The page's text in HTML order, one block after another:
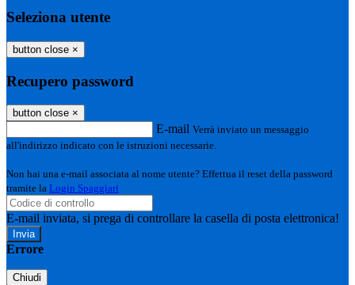
Seleziona utente
button close ×
Recupero password
button close ×
E-mail Verrà inviato un messaggio
all'indirizzo indicato con le istruzioni necessarie.
Non hai una e-mail associata al nome utente? Effettua il reset della password
tramite la Login Spaggiari
E-mail inviata, si prega di controllare la casella di posta elettronica!
Errore
Chiudi